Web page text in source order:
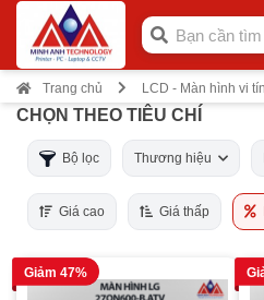
Trang chủ LCD - Màn hình vi
CHỌN THEO TIÊU CHÍ
Bộ lọc Thương hiệu
Giá cao Giá thấp
Giảm 47%